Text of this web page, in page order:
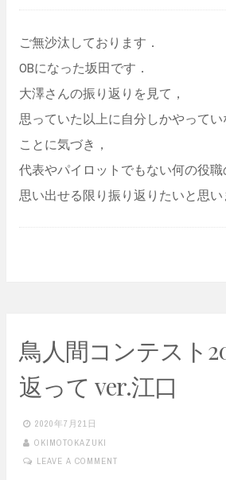
ご無沙汰しております．
OBになった坂田です．
大澤さんの振り返りを見て，
思っていた以上に自分しかやって
ことに気づき，
代表やパイロットでもない何の役職
思い出せる限り振り返りたいと思い
鳥人間コンテスト
返って ver.江口
2020年7月21日
OKIMOTOKAZUKI
LEAVE A COMMENT